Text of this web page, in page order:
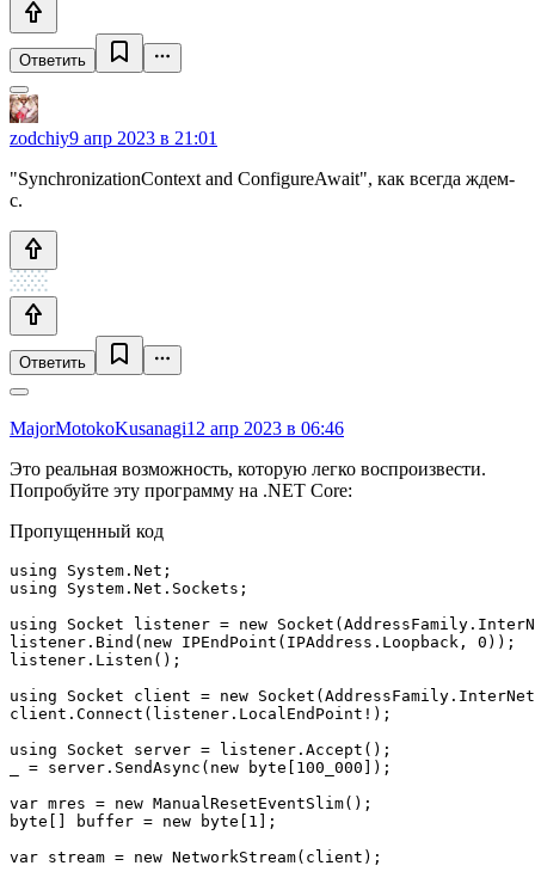
Ответить
zodchiy9 апр 2023 в 21:01
"SynchronizationContext and ConfigureAwait", как всегда ждем-
с.
Ответить
MajorMotokoKusanagi12 апр 2023 в 06:46
Это реальная возможность, которую легко воспроизвести.
Попробуйте эту программу на .NET Core:
Пропущенный код
using System.Net;
using System.Net.Sockets;
using Socket listener = new
listener.Bind(new IPEndPoint(IPAddress.Loopback, 0));
listener.Listen();
using Socket client = new
client.Connect(listener.LocalEndPoint!);
using Socket server = listener.Accept();
_ = server.SendAsync(new byte[100_000]);
var mres = new ManualResetEventSlim();
byte[] buffer = new byte[1];
var stream = new NetworkStream(client);